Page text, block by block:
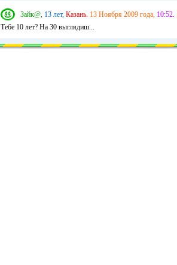
Зайк@, 13 лет, Казань. 13 Ноября 2009 года, 10:52.
Тебе 10 лет? На 30 выглядиш...